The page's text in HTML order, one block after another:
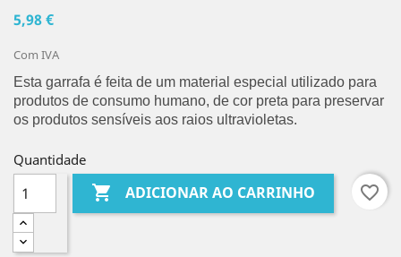
5,98 €
Com IVA
Esta garrafa é feita de um material especial utilizado para
produtos de consumo humano, de cor preta para preservar
os produtos sensíveis aos raios ultravioletas.
Quantidade
 ADICIONAR AO CARRINHO favorite_border